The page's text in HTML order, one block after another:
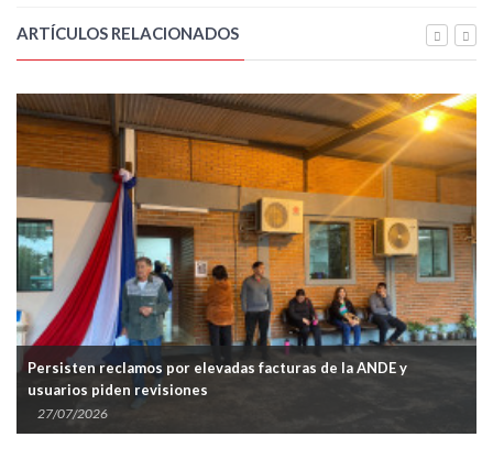
ARTÍCULOS RELACIONADOS
la ANDE y
ANDE recupera G. 11.962 millones tras
Informconf